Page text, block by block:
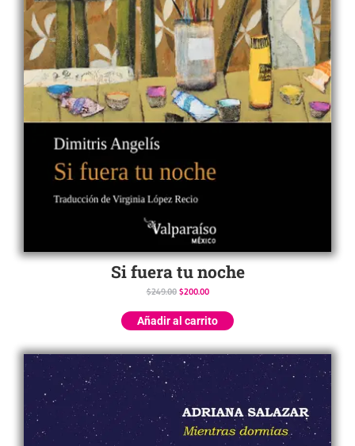
Si fuera tu noche
$249.00 $200.00
Añadir al carrito